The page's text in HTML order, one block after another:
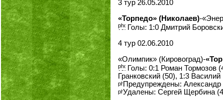
3 тур 26.05.2010
«Торпедо» (Николаев)-
Голы: 1:0 Дмитрий
4 тур 02.06.2010
«Олимпик» (Кировоград)-
Голы: 0:1 Роман Тормозов
Гранковский (50), 1:3
Предупреждены:
Удалены: Сергей Щербина